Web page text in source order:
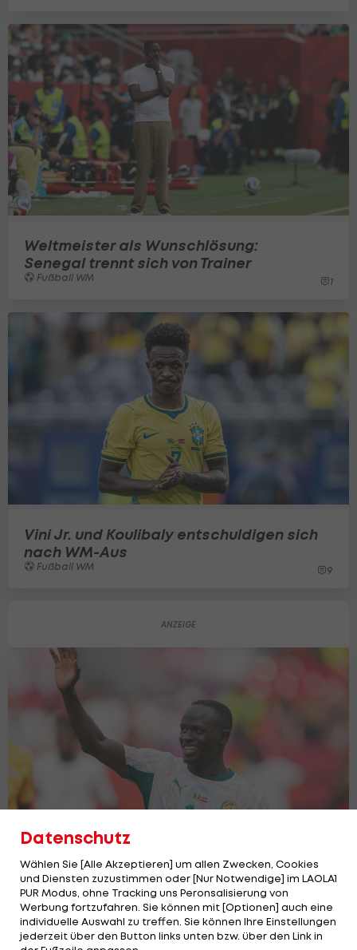
Weltmeister als Wunschlösung:
Senegal trennt sich von Trainer
Fußball WM 1
Vini Jr. und Koulibaly entschuldigen sich
nach WM-Aus
Fußball WM 9
Senegal-Kapitän Sadio Mane tritt aus
Nationalteam zurück
Fußball WM
Datenschutz
Wählen Sie [Alle Akzeptieren] um allen Zwecken, Cookies
und Diensten zuzustimmen oder [Nur Notwendige] im LAOLA1
PUR Modus, ohne Tracking uns Peronsalisierung von
Werbung fortzufahren. Sie können mit [Optionen] auch eine
individuelle Auswahl zu treffen. Sie können Ihre Einstellungen
jederzeit über den Button links unten bzw. über den Link in